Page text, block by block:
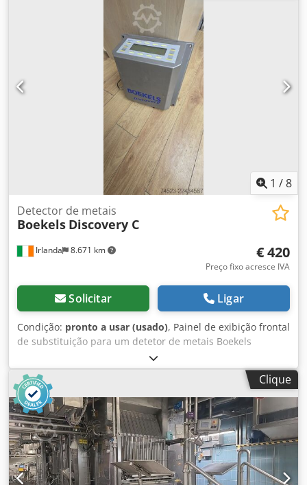
1 /8
Irlanda 8.671 km
Detector de metais
Boekels Discovery C
€ 420
Preço fixo acresce IVA
Solicitar Ligar
Condição: pronto a usar (usado), Painel de exibição frontal
de substituição para um detetor de metais Boekels
Discovery C – testado e em perfeito estado de
funcionamento. Chjdjzpy E Nepfx Acyja
Clique